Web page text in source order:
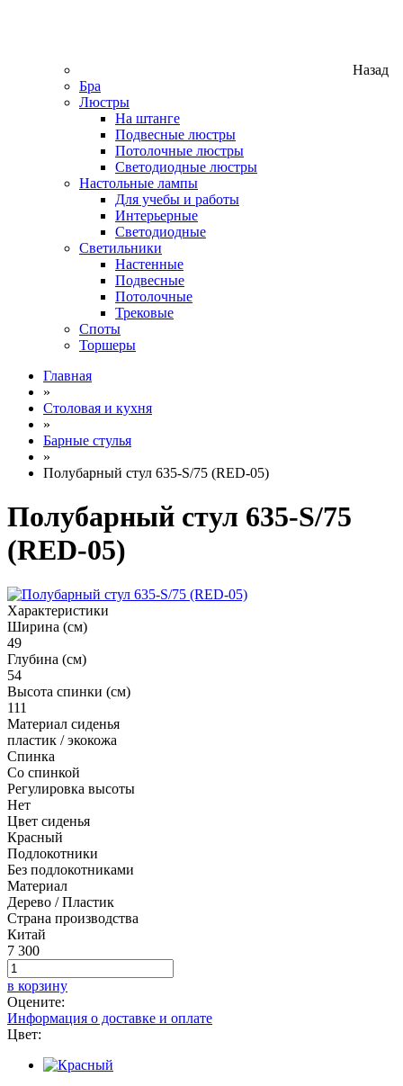
Назад
Бра
Люстры
На штанге
Подвесные люстры
Потолочные люстры
Светодиодные люстры
Настольные лампы
Для учебы и работы
Интерьерные
Светодиодные
Светильники
Настенные
Подвесные
Потолочные
Трековые
Споты
Торшеры
Главная
»
Столовая и кухня
»
Барные стулья
»
Полубарный стул 635-S/75 (RED-05)
Полубарный стул 635-S/75
(RED-05)
Характеристики
Ширина (см)
49
Глубина (см)
54
Высота спинки (см)
111
Материал сиденья
пластик / экокожа
Спинка
Со спинкой
Регулировка высоты
Нет
Цвет сиденья
Красный
Подлокотники
Без подлокотниками
Материал
Дерево / Пластик
Страна производства
Китай
7 300
в корзину
Оцените:
Информация о доставке и оплате
Цвет: